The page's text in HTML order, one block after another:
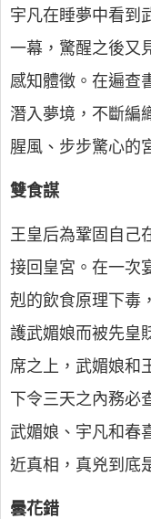
宇凡在睡夢中看到
一幕，驚醒之後又
感知體徵。在遍查
潛入夢境，不斷編
腥風、步步驚心
雙食謀
王皇后為鞏固自己
接回皇宮。在一次
剋的飲食原理下毒
護武媚娘而被先皇
席之上，武媚娘和
下令三天之內務必
武媚娘、宇凡和春
近真相，真兇到底
曇花錯